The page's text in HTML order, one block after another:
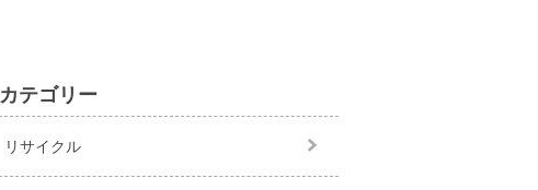
カテゴリー
リサイクル